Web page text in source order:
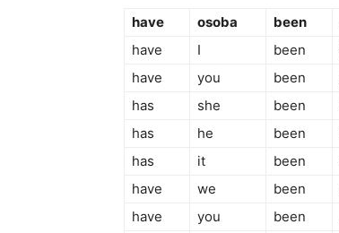
have osoba been
have
I been
have
you been
has
she been
has
he been
has
it been
have
we been
have
you been